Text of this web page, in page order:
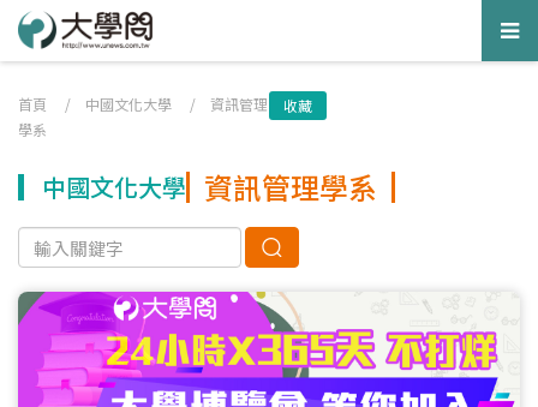
首頁 / 中國文化大學 / 資訊管理
學系
收藏
中國文化大學 資訊管理學系